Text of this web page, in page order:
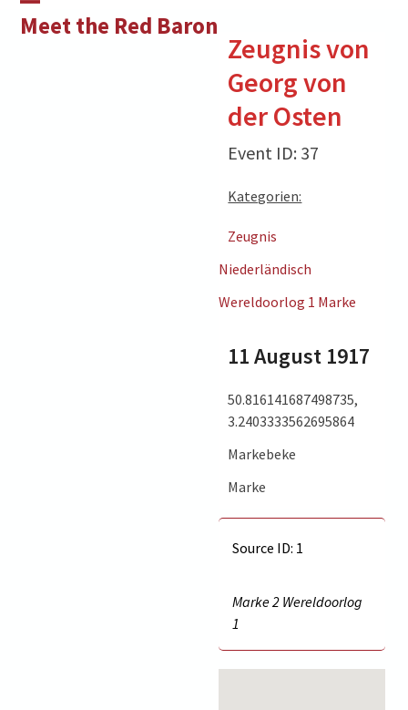
Meet the Red Baron
Open
Close
Zeugnis von
Georg von
der Osten
Event ID: 37
Kategorien:
Zeugnis
Niederländisch
Wereldoorlog 1 Marke
11 August 1917
50.816141687498735,
3.2403333562695864
Markebeke
Marke
Source ID: 1
Marke 2 Wereldoorlog
1